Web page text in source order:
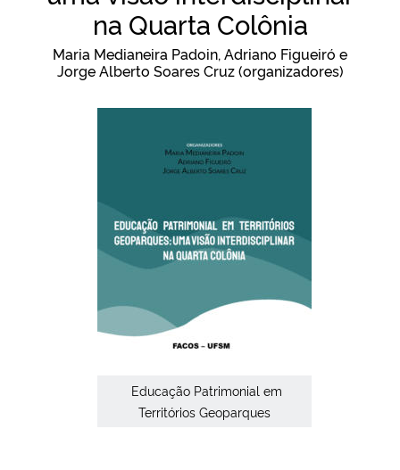
Ministério da Saúde
Ministério de Minas e Energia
Ministério da Ciência, Tecnologia, Inovações e Comunicações
Ministério do Meio Ambiente
Ministério do Turismo
Ministério da Mulher, da Família e dos Direitos Humanos
na Quarta Colônia
Maria Medianeira Padoin, Adriano Figueiró e
Jorge Alberto Soares Cruz (organizadores)
Educação Patrimonial em
Territórios Geoparques